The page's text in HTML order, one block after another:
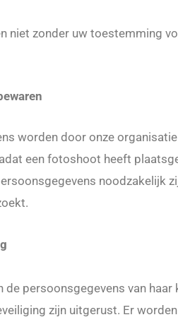
niet zonder uw toestemming
worden door onze
een fotoshoot heeft
noodzakelijk
de persoonsgegevens van
zijn uitgerust. Er